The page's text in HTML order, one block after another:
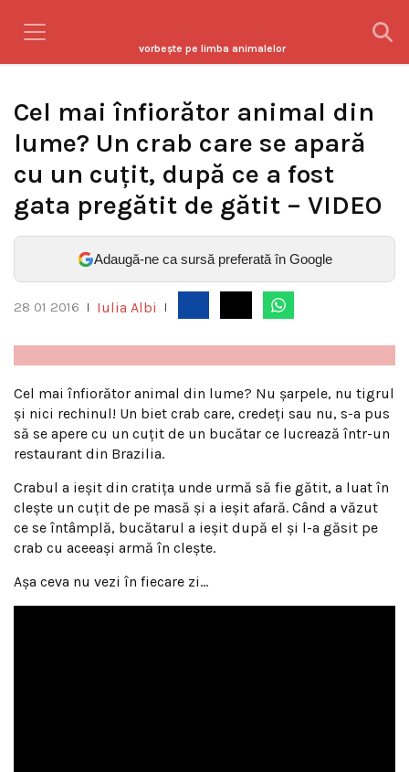
vorbeşte pe limba animalelor
Cel mai înfiorător animal din
lume? Un crab care se apară
cu un cuţit, după ce a fost
gata pregătit de gătit – VIDEO
Adaugă-ne ca sursă preferată în Google
28 01 2016 Iulia Albi
Cel mai înfiorător animal din lume? Nu şarpele, nu tigrul
şi nici rechinul! Un biet crab care, credeţi sau nu, s-a pus
să se apere cu un cuţit de un bucătar ce lucrează într-un
restaurant din Brazilia.
Crabul a ieşit din cratiţa unde urmă să fie gătit, a luat în
cleşte un cuţit de pe masă şi a ieşit afară. Când a văzut
ce se întâmplă, bucătarul a ieşit după el şi l-a găsit pe
crab cu aceeaşi armă în cleşte.
Aşa ceva nu vezi în fiecare zi…